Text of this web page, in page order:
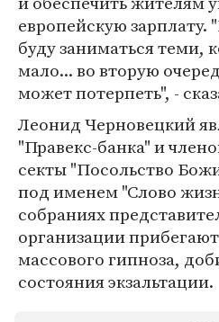
европейскую зарплату.
буду заниматься теми,
мало... во вторую
может потерпеть", -
Леонид Черновецкий
"Правекс-банка" и
секты "Посольство
под именем "Слово
собраниях
организации
массового гипноза,
состояния экзальтации.